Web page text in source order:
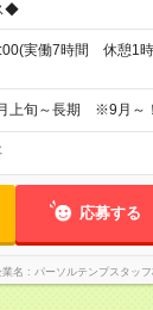
◆
実働7時間 休憩1
上旬～長期 ※9月～！
応募する
名 パーソルテンプスタッ